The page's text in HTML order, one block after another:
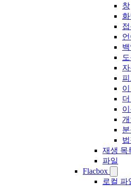
창
화
언
재생 목
파일
Flacbox
로컬 파